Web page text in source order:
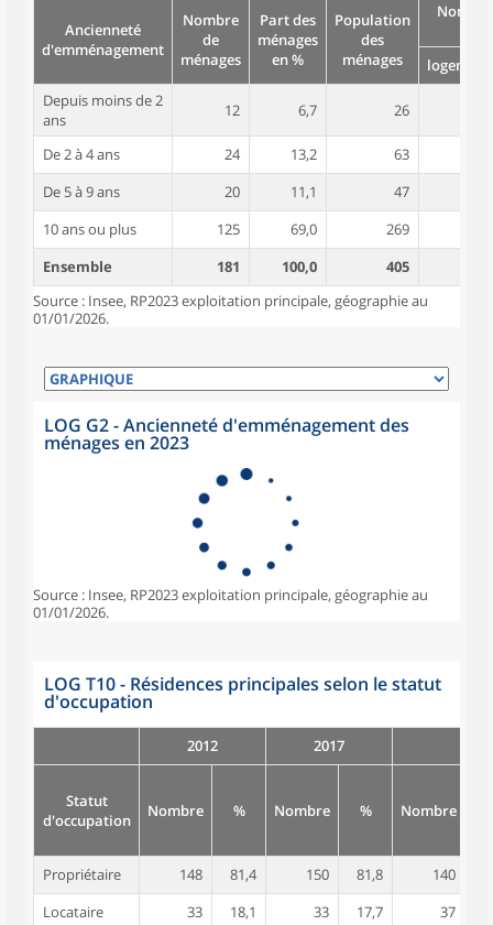
Ancienneté
d'emménagement
Nombre
de
ménages
Part des
ménages
en %
Population
des
ménages
logement
Depuis moins de 2
ans
12 6,7 26
De 2 à 4 ans 24 13,2 63
De 5 à 9 ans
20 11,1 47
10 ans ou plus
125 69,0 269
Ensemble
181 100,0 405
Source : Insee, RP2023 exploitation principale, géographie au
01/01/2026.
LOG G2 - Ancienneté d'emménagement des
ménages en 2023
Source : Insee, RP2023 exploitation principale, géographie au
01/01/2026.
LOG T10 - Résidences principales selon le statut
d'occupation
2012 2017
Statut
d'occupation
Nombre % Nombre % Nombre
Propriétaire 148 81,4 150 81,8 140
Locataire
33 18,1 33 17,7 37